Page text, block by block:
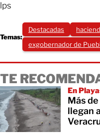
lps
Temas:
Destacadas
exgobernador de
TE
En
Más
llegan